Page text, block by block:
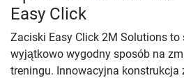
Easy Click
Zaciski Easy Click 2M Solutions to
wyjątkowo wygodny sposób na
treningu. Innowacyjna konstrukcja